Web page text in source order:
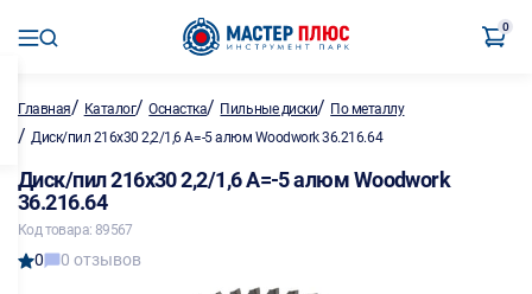
0
Главная/ Каталог/Оснастка/ Пильные диски/ По металлу
/ Диск/пил 216х30 2,2/1,6 А=-5 алюм Woodwork 36.216.64
Диск/пил 216х30 2,2/1,6 А=-5 алюм Woodwork
36.216.64
Код товара: 89567
0 0 отзывов